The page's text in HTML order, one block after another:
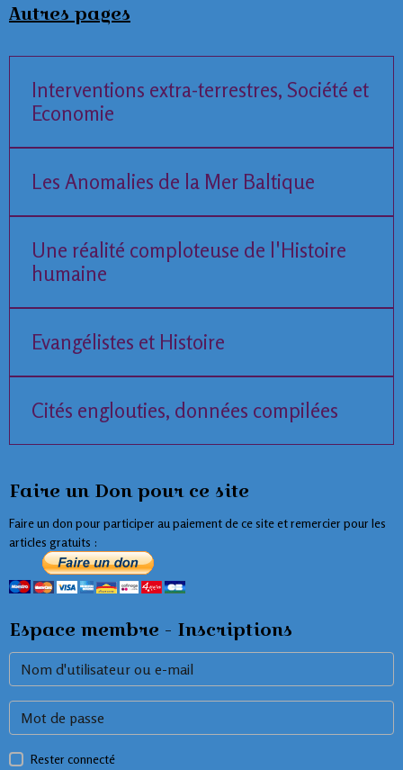
Autres pages
Interventions extra-terrestres, Société et
Economie
Les Anomalies de la Mer Baltique
Une réalité comploteuse de l'Histoire
humaine
Evangélistes et Histoire
Cités englouties, données compilées
Faire un Don pour ce site
Faire un don pour participer au paiement de ce site et remercier pour les
articles gratuits :
Espace membre - Inscriptions
Rester connecté